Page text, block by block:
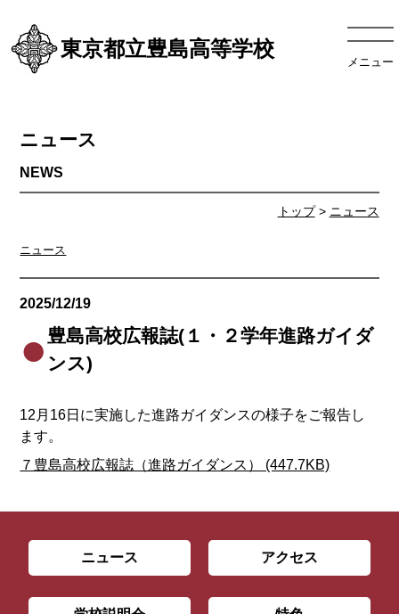
東京都立豊島高等学校
メニュー
トップ> ニュース
ニュース
ニュース
2025/12/19
豊島高校広報誌(１・２学年進路ガイダ
ンス)
12月16日に実施した進路ガイダンスの様子をご報告し
ます。
７豊島高校広報誌（進路ガイダンス） (447.7KB)
ニュース アクセス